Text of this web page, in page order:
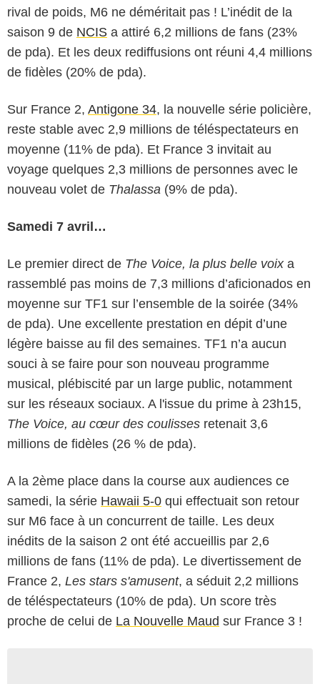
rival de poids, M6 ne déméritait pas ! L’inédit de la
saison 9 de NCIS a attiré 6,2 millions de fans (23%
de pda). Et les deux rediffusions ont réuni 4,4 millions
de fidèles (20% de pda).
Sur France 2, Antigone 34, la nouvelle série policière,
reste stable avec 2,9 millions de téléspectateurs en
moyenne (11% de pda). Et France 3 invitait au
voyage quelques 2,3 millions de personnes avec le
nouveau volet de Thalassa (9% de pda).
Samedi 7 avril…
Le premier direct de The Voice, la plus belle voixa
rassemblé pas moins de 7,3 millions d’aficionados en
moyenne sur TF1 sur l’ensemble de la soirée (34%
de pda). Une excellente prestation en dépit d’une
légère baisse au fil des semaines. TF1 n’a aucun
souci à se faire pour son nouveau programme
musical, plébiscité par un large public, notamment
sur les réseaux sociaux. A l'issue du prime à 23h15,
The Voice, au cœur des coulisses retenait 3,6
millions de fidèles (26 % de pda).
A la 2ème place dans la course aux audiences ce
samedi, la série Hawaii 5-0 qui effectuait son retour
sur M6 face à un concurrent de taille. Les deux
inédits de la saison 2 ont été accueillis par 2,6
millions de fans (11% de pda). Le divertissement de
France 2, Les stars s'amusent, a séduit 2,2 millions
de téléspectateurs (10% de pda). Un score très
proche de celui de La Nouvelle Maud sur France 3 !